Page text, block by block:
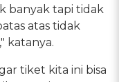
banyak tapi tidak
atas tidak
katanya.
tiket kita ini bisa